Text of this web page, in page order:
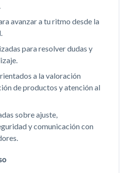
avanzar a tu ritmo desde la
para resolver dudas y
a la valoración
de productos y atención al
sobre ajuste,
y comunicación con